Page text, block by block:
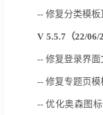
-- 修复分类模板
V 5.5.7（22/06/
-- 修复登录界面
-- 修复专题页模
-- 优化奥森图